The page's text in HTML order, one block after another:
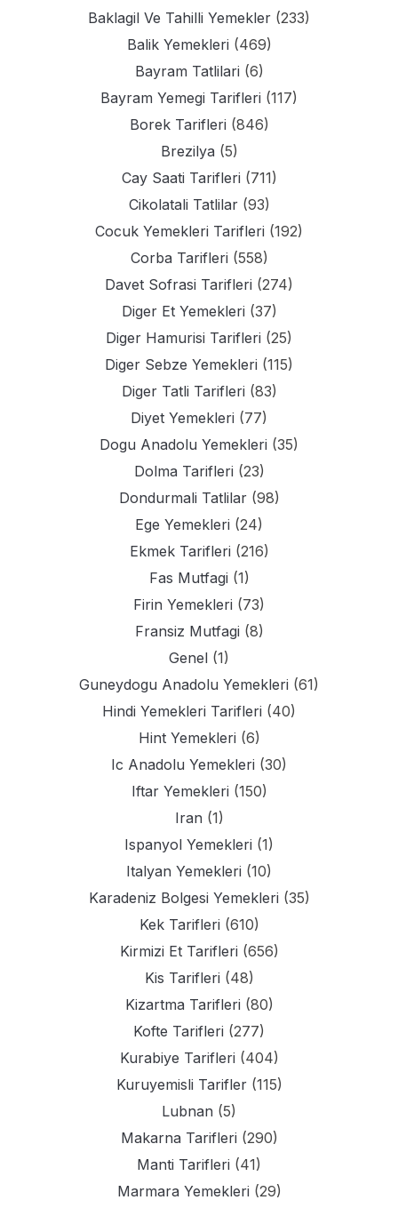
Baklagil Ve Tahilli Yemekler (233)
Balik Yemekleri (469)
Bayram Tatlilari (6)
Bayram Yemegi Tarifleri (117)
Borek Tarifleri (846)
Brezilya (5)
Cay Saati Tarifleri (711)
Cikolatali Tatlilar(93)
Cocuk Yemekleri Tarifleri (192)
Corba Tarifleri (558)
Davet Sofrasi Tarifleri (274)
Diger Et Yemekleri (37)
Diger Hamurisi Tarifleri (25)
Diger Sebze Yemekleri (115)
Diger Tatli Tarifleri (83)
Diyet Yemekleri (77)
Dogu Anadolu Yemekleri (35)
Dolma Tarifleri (23)
Dondurmali Tatlilar(98)
Ege Yemekleri (24)
Ekmek Tarifleri (216)
Fas Mutfagi (1)
Firin Yemekleri (73)
Fransiz Mutfagi (8)
Genel (1)
Guneydogu Anadolu Yemekleri (61)
Hindi Yemekleri Tarifleri (40)
Hint Yemekleri (6)
Ic Anadolu Yemekleri (30)
Iftar Yemekleri (150)
Iran (1)
Ispanyol Yemekleri (1)
Italyan Yemekleri (10)
Karadeniz Bolgesi Yemekleri (35)
Kek Tarifleri (610)
Kirmizi Et Tarifleri (656)
Kis Tarifleri (48)
Kizartma Tarifleri (80)
Kofte Tarifleri (277)
Kurabiye Tarifleri (404)
Kuruyemisli Tarifler(115)
Lubnan (5)
Makarna Tarifleri (290)
Manti Tarifleri (41)
Marmara Yemekleri (29)